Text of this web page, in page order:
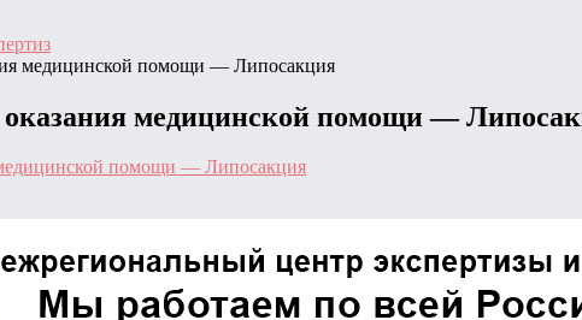
медицинской помощи — Липосакция
оказания медицинской помощи —